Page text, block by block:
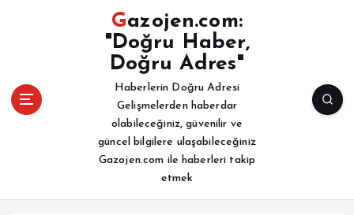
Gazojen.com:
"Doğru Haber,
Doğru Adres"
Haberlerin Doğru Adresi
Gelişmelerden haberdar
olabileceğiniz, güvenilir ve
güncel bilgilere ulaşabileceğiniz
Gazojen.com ile haberleri takip
etmek